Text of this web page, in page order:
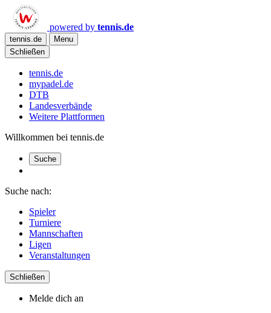
powered by tennis.de
tennis.de
Menu
Schließen
tennis.de
mypadel.de
DTB
Landesverbände
Weitere Plattformen
Willkommen bei tennis.de
Suche
Suche nach:
Spieler
Turniere
Mannschaften
Ligen
Veranstaltungen
Schließen
Melde dich an